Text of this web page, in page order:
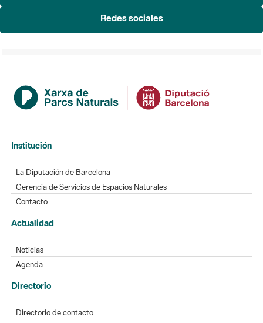
Redes sociales
Institución
La Diputación de Barcelona
Gerencia de Servicios de Espacios Naturales
Contacto
Actualidad
Noticias
Agenda
Directorio
Directorio de contacto